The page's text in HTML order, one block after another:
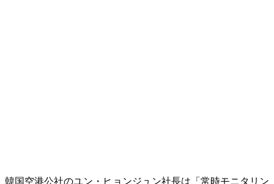
韓国空港公社のユン・ヒョンジュン社長は「常時モニタリン